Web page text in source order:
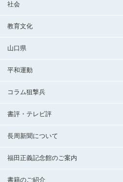
社会
教育文化
山口県
平和運動
コラム狙撃兵
書評・テレビ評
長周新聞について
福田正義記念館のご案内
書籍のご紹介